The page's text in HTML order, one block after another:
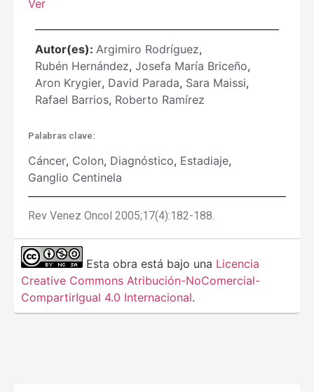
Ver
Autor(es): Argimiro Rodríguez,
Rubén Hernández, Josefa María Briceño,
Aron Krygier, David Parada, Sara Maissi,
Rafael Barrios, Roberto Ramírez
Palabras clave:
Cáncer, Colon, Diagnóstico, Estadiaje,
Ganglio Centinela
Rev Venez Oncol 2005;17(4):182-188.
Esta obra está bajo una Licencia
Creative Commons Atribución-NoComercial-
CompartirIgual 4.0 Internacional.